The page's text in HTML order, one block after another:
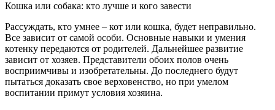
Кошка или собака: кто лучше и кого завести
Рассуждать, кто умнее – кот или кошка, будет неправильно.
Все зависит от самой особи. Основные навыки и умения
котенку передаются от родителей. Дальнейшее развитие
зависит от хозяев. Представители обоих полов очень
восприимчивы и изобретательны. До последнего будут
пытаться доказать свое верховенство, но при умелом
воспитании примут условия хозяина.